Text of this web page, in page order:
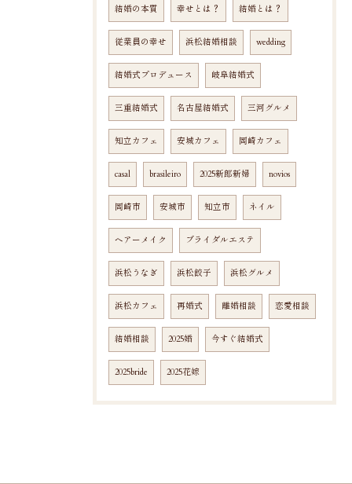
結婚の本質 幸せとは？ 結婚とは？
従業員の幸せ 浜松結婚相談 wedding
結婚式プロデュース 岐阜結婚式
三重結婚式 名古屋結婚式 三河グルメ
知立カフェ 安城カフェ 岡崎カフェ
casal brasileiro 2025新郎新婦 novios
岡崎市 安城市 知立市 ネイル
ヘアーメイク ブライダルエステ
浜松うなぎ 浜松餃子 浜松グルメ
浜松カフェ 再婚式 離婚相談 恋愛相談
結婚相談 2025婚 今すぐ結婚式
2025bride 2025花嫁